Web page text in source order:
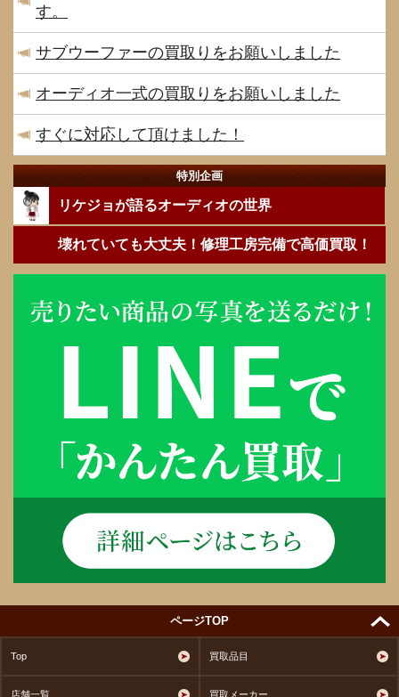
す。
サブウーファーの買取りをお願いしました
オーディオ一式の買取りをお願いしました
すぐに対応して頂けました！
特別企画
リケジョが語るオーディオの世界
壊れていても大丈夫！修理工房完備で高価買取！
ページTOP
Top 買取品目
店舗一覧 買取メーカー